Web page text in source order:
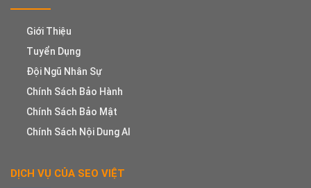
Giới Thiệu
Tuyển Dụng
Đội Ngũ Nhân Sự
Chính Sách Bảo Hành
Chính Sách Bảo Mật
Chính Sách Nội Dung AI
DỊCH VỤ CỦA SEO VIỆT